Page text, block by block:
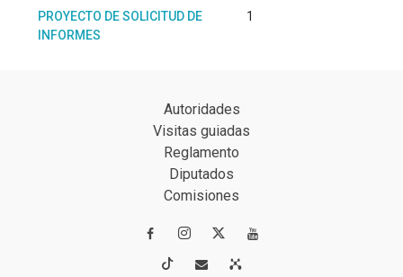
PROYECTO DE SOLICITUD DE
INFORMES
1
Autoridades
Visitas guiadas
Reglamento
Diputados
Comisiones
 
 